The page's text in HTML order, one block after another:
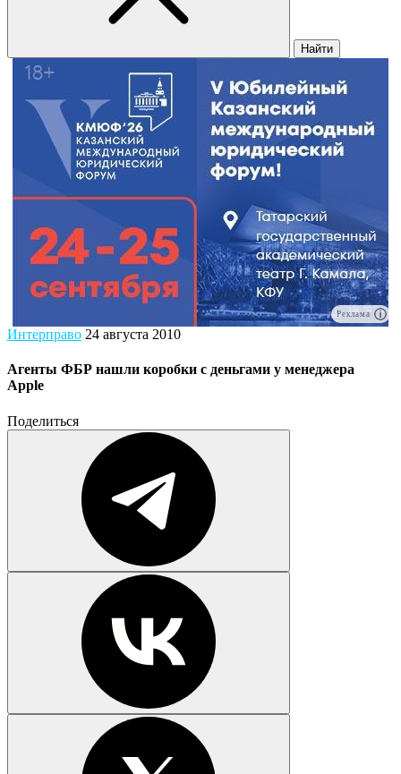
Найти
Реклама
Интерправо 24 августа 2010
Агенты ФБР нашли коробки с деньгами у менеджера
Apple
Поделиться